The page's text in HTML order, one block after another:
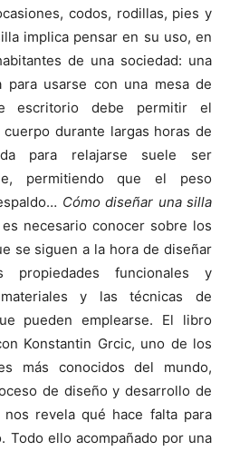
codos, rodillas, pies y
implica pensar en su uso, en
de una sociedad: una
para usarse con una mesa de
escritorio debe permitir el
durante largas horas de
para relajarse suele ser
permitiendo que el peso
Cómo diseñar una silla
necesario conocer sobre los
se siguen a la hora de diseñar
funcionales y
y las técnicas de
pueden emplearse. El libro
Konstantin Grcic, uno de los
más conocidos del mundo,
de diseño y desarrollo de
revela qué hace falta para
Todo ello acompañado por una